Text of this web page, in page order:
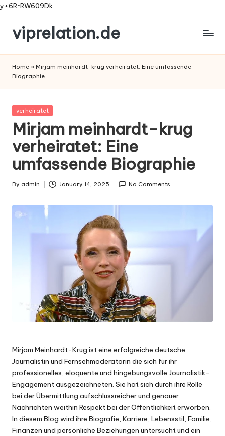
y+6R~RW609Dk
Skip
content
viprelation.de
Home » Mirjam meinhardt-krug verheiratet: Eine umfassende
Biographie
Posted
verheiratet
Mirjam meinhardt-krug
verheiratet: Eine
umfassende Biographie
Posted
By admin January 14, 2025 No Comments
Mirjam Meinhardt-Krug ist eine erfolgreiche deutsche
Journalistin und Fernsehmoderatorin die sich für ihr
professionelles, eloquente und hingebungsvolle Journalistik-
Engagement ausgezeichneten. Sie hat sich durch ihre Rolle
bei der Übermittlung aufschlussreicher und genauer
Nachrichten weithin Respekt bei der Öffentlichkeit erworben.
In diesem Blog wird ihre Biografie, Karriere, Lebensstil, Familie,
Finanzen und persönliche Beziehungen untersucht und ein